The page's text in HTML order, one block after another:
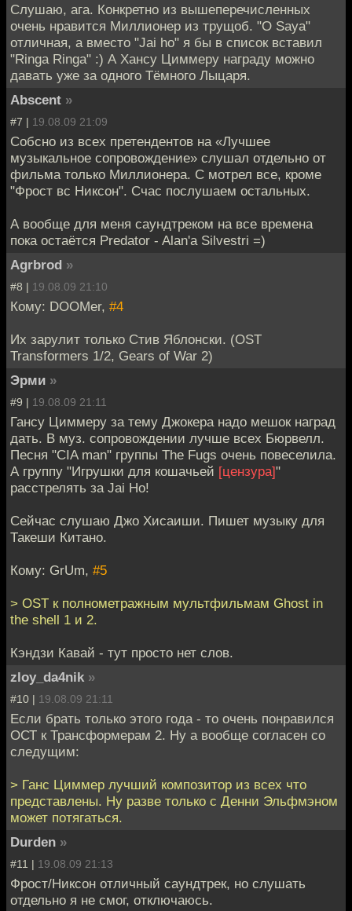
Слушаю, ага. Конкретно из вышеперечисленных
очень нравится Миллионер из трущоб. "O Saya"
отличная, а вместо "Jai ho" я бы в список вставил
"Ringa Ringa" :) А Хансу Циммеру награду можно
давать уже за одного Тёмного Лыцаря.
Abscent »
#7 | 19.08.09 21:09
Собсно из всех претендентов на «Лучшее
музыкальное сопровождение» слушал отдельно от
фильма только Миллионера. С мотрел все, кроме
"Фрост вс Никсон". Счас послушаем остальных.
А вообще для меня саундтреком на все времена
пока остаётся Predator - Alan'a Silvestri =)
Agrbrod »
#8 | 19.08.09 21:10
Кому: DOOMer, #4
Их зарулит только Стив Яблонски. (OST
Transformers 1/2, Gears of War 2)
Эрми »
#9 | 19.08.09 21:11
Гансу Циммеру за тему Джокера надо мешок наград
дать. В муз. сопровождении лучше всех Бюрвелл.
Песня "CIA man" группы The Fugs очень повеселила.
А группу "Игрушки для кошачьей [цензура]"
расстрелять за Jai Ho!
Сейчас слушаю Джо Хисаиши. Пишет музыку для
Такеши Китано.
Кому: GrUm, #5
> OST к полнометражным мультфильмам Ghost in
the shell 1 и 2.
Кэндзи Кавай - тут просто нет слов.
zloy_da4nik »
#10 | 19.08.09 21:11
Если брать только этого года - то очень понравился
ОСТ к Трансформерам 2. Ну а вообще согласен со
следущим:
> Ганс Циммер лучший композитор из всех что
представлены. Ну разве только с Денни Эльфмэном
может потягаться.
Durden »
#11 | 19.08.09 21:13
Фрост/Никсон отличный саундтрек, но слушать
отдельно я не смог, отключаюсь.